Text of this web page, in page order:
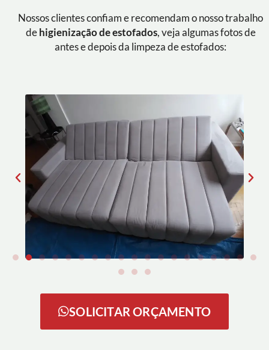
Nossos clientes confiam e recomendam o nosso trabalho
de higienização de estofados, veja algumas fotos de
antes e depois da limpeza de estofados:
SOLICITAR ORÇAMENTO